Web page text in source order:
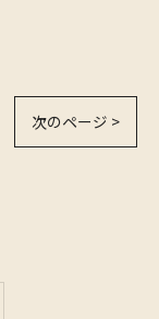
次のページ >